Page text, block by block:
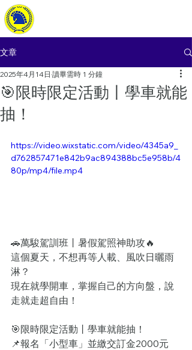
文章
🎯限時限定活動丨學車就能
抽！
2025年4月14日 讀畢需時 1 分鐘
https://video.wixstatic.com/video/4345a9_
d762857471e842b9ac894388bc5e958b/4
80p/mp4/file.mp4
🚗萬駿駕訓班丨暑假駕照神助攻🔥
這個夏天，不想再等人載、風吹日曬雨
淋？
現在就學開車，掌握自己的方向盤，說
走就走超自由！
🎯限時限定活動丨學車就能抽！
📌報名「小型車」並繳交訂金2000元